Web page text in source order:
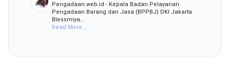
Pengadaan.web.id - Kepala Badan Pelayanan
Pengadaan Barang dan Jasa (BPPBJ) DKI Jakarta
Blessmiya…
Read More...